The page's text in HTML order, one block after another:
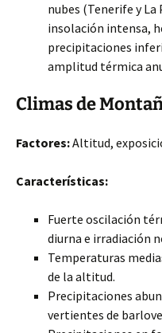
nubes (Tenerife y La
insolación intensa,
precipitaciones
amplitud térmica
Climas de
Factores:Altitud,
Características:
Fuerte oscilación
diurna e irradiación
Temperaturas
de la altitud.
Precipitaciones
vertientes de